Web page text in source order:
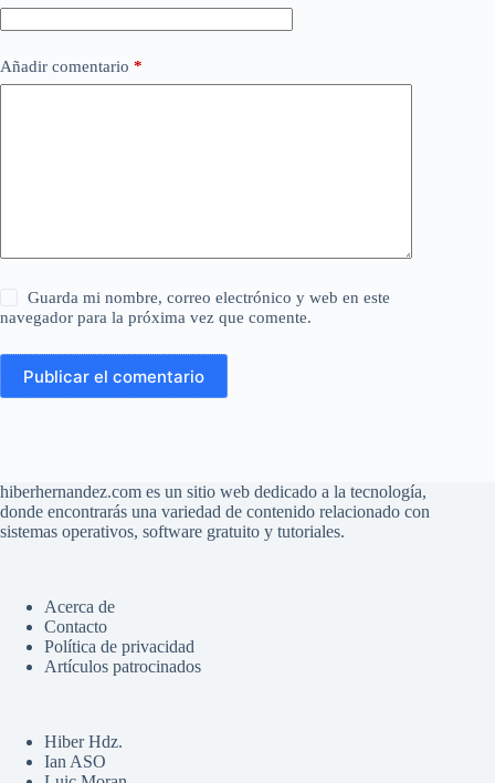
Añadir comentario *
Guarda mi nombre, correo electrónico y web en este
navegador para la próxima vez que comente.
Publicar el comentario
hiberhernandez.com es un sitio web dedicado a la tecnología,
donde encontrarás una variedad de contenido relacionado con
sistemas operativos, software gratuito y tutoriales.
Acerca de
Contacto
Política de privacidad
Artículos patrocinados
Hiber Hdz.
Ian ASO